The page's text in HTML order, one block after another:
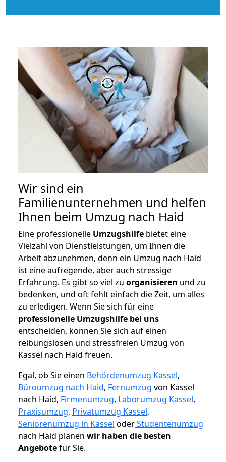
Wir sind ein
Familienunternehmen und helfen
Ihnen beim Umzug nach Haid
Eine professionelle Umzugshilfe bietet eine
Vielzahl von Dienstleistungen, um Ihnen die
Arbeit abzunehmen, denn ein Umzug nach Haid
ist eine aufregende, aber auch stressige
Erfahrung. Es gibt so viel zu organisieren und zu
bedenken, und oft fehlt einfach die Zeit, um alles
zu erledigen. Wenn Sie sich für eine
professionelle Umzugshilfe bei uns
entscheiden, können Sie sich auf einen
reibungslosen und stressfreien Umzug von
Kassel nach Haid freuen.
Egal, ob Sie einen Behördenumzug Kassel,
Büroumzug nach Haid, Fernumzug von Kassel
nach Haid, Firmenumzug, Laborumzug Kassel,
Praxisumzug, Privatumzug Kassel,
Seniorenumzug in Kassel oderStudentenumzug
nach Haid planen wir haben die besten
Angebotefür Sie.